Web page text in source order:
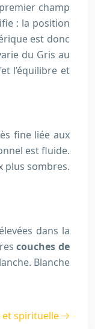
champ
: la position
est donc
du Gris au
l’équilibre et
fine liée aux
est fluide.
plus sombres.
dans la
couches de
Blanche
et spirituelle